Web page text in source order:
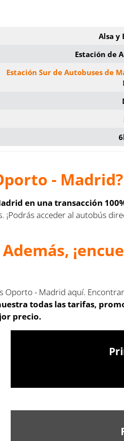
Alsa y
Estación de
Estación Sur de Autobuses de
- Madrid?
en una transacción
acceder al autobús
- Madrid aquí.
todas las tarifas,
precio.